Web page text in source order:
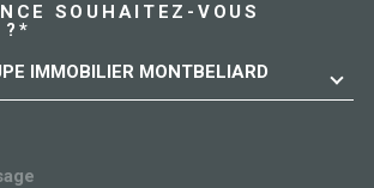
SOUHAITEZ-VOUS
?*
IMMOBILIER MONTBELIARD